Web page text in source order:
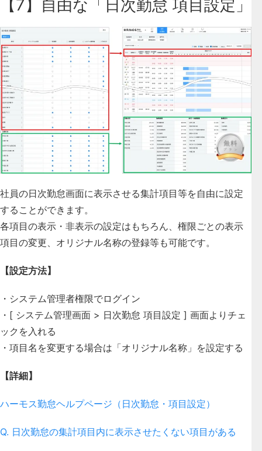
【7】自由な「日次勤怠 項目設定」
社員の日次勤怠画面に表示させる集計項目等を自由に設定
することができます。
各項目の表示・非表示の設定はもちろん、権限ごとの表示
項目の変更、 オリジナル名称の登録等も可能です。
【設定方法】
・システム管理者権限でログイン
・[ システム管理画面 > 日次勤怠 項目設定 ] 画面よりチェ
ックを入れる
・項目名を変更する場合は「オリジナル名称」を設定する
【詳細】
ハーモス勤怠ヘルプページ（日次勤怠・項目設定）
Q. 日次勤怠の集計項目内に表示させたくない項目がある